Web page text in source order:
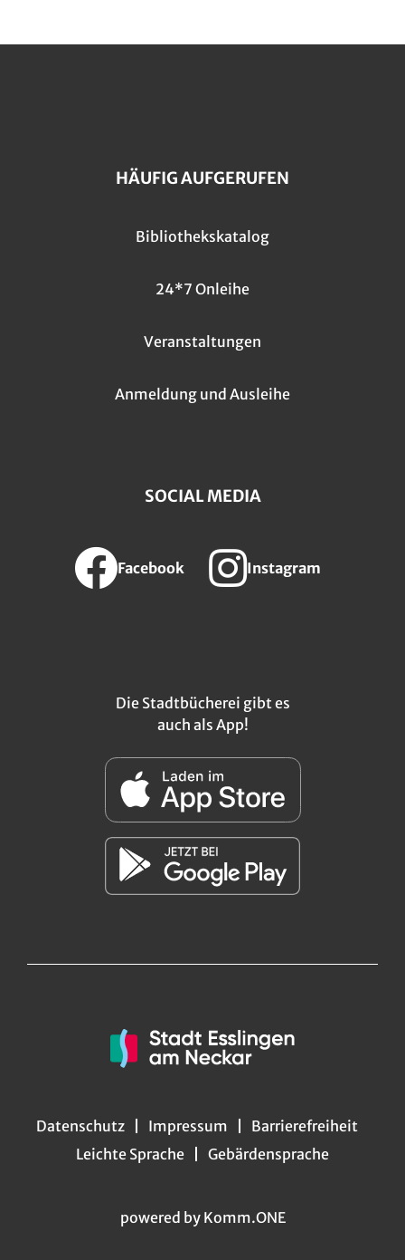
HÄUFIG AUFGERUFEN
Bibliothekskatalog
24*7 Onleihe
Veranstaltungen
Anmeldung und Ausleihe
SOCIAL MEDIA
Facebook Instagram
Die Stadtbücherei gibt es
auch als App!
Datenschutz Impressum
Barrierefreiheit
Leichte Sprache
Gebärdensprache
powered by Komm.ONE